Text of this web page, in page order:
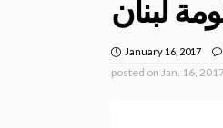
January 16, 2017
posted on Jan. 16,